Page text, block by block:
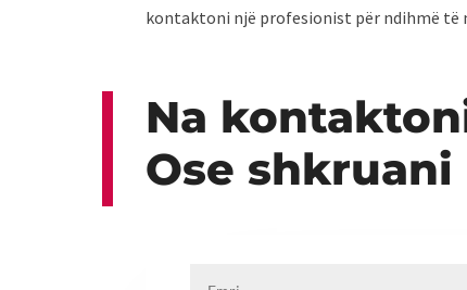
kontaktoni një profesionist për ndihmë të
Na
Ose